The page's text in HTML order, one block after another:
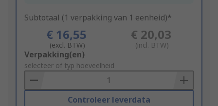
Subtotaal (1 verpakking van 1 eenheid)*
€ 16,55
(excl. BTW)
€ 20,03
(incl. BTW)
Add
to
Basket
Verpakking(en)
selecteer of typ hoeveelheid
Controleer leverdata